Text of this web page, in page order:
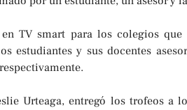
TV smart para los colegios
estudiantes y sus docentes
Urteaga, entregó los trofeos a